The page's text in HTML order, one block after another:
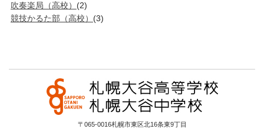
吹奏楽局（高校） (2)
競技かるた部（高校） (3)
〒065-0016札幌市東区北16条東9丁目